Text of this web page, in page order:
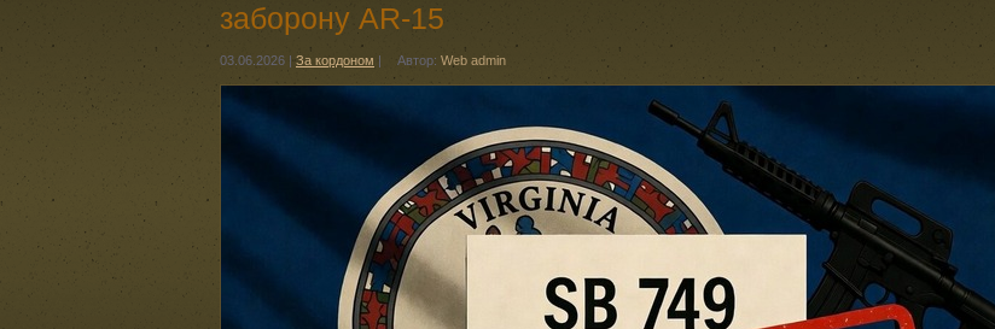
заборону AR-15
03.06.2026 | За кордоном | Автор: Web admin